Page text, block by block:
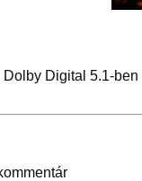
Dolby Digital 5.1-ben